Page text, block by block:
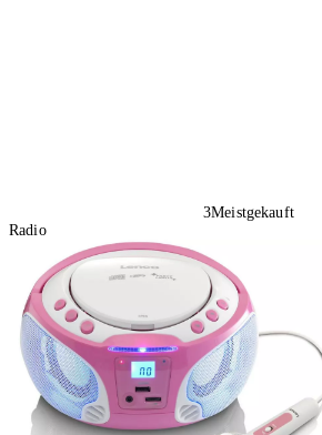
3Meistgekauft
Radio